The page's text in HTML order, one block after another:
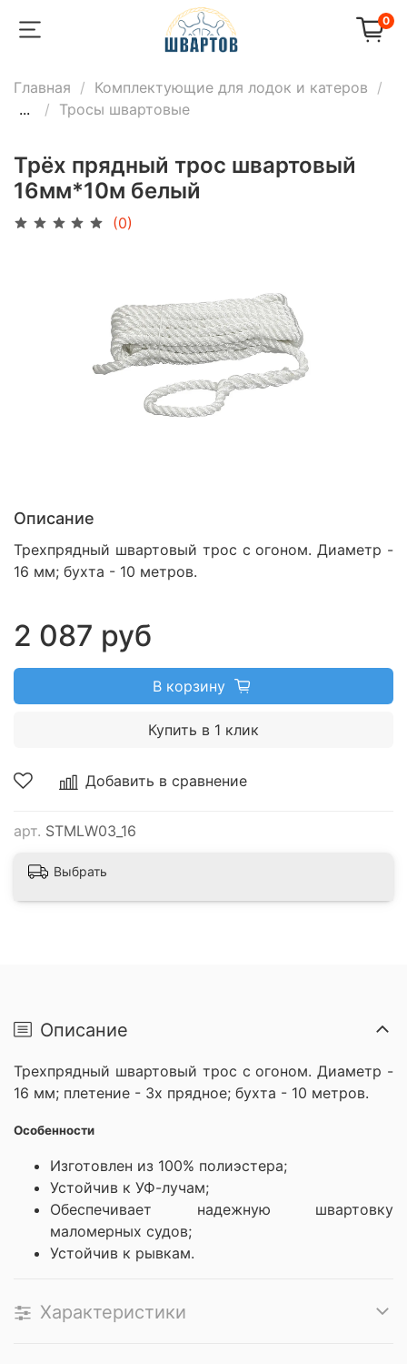
0
Главная
Комплектующие для лодок и катеров
...
Тросы швартовые
Трёх прядный трос швартовый
16мм*10м белый
(0)
Добавить в сравнение
арт. STMLW03_16
Описание
Трехпрядный швартовый трос с огоном.Диаметр -
16 мм; бухта - 10 метров.
2 087 руб
В корзину
Купить в 1 клик
Выбрать
Описание
Трехпрядный швартовый трос с огоном. Диаметр -
16 мм; плетение - 3х прядное; бухта - 10 метров.
Особенности
Изготовлен из 100% полиэстера;
Устойчив к УФ-лучам;
Обеспечивает надежную швартовку
маломерных судов;
Устойчив к рывкам.
Характеристики